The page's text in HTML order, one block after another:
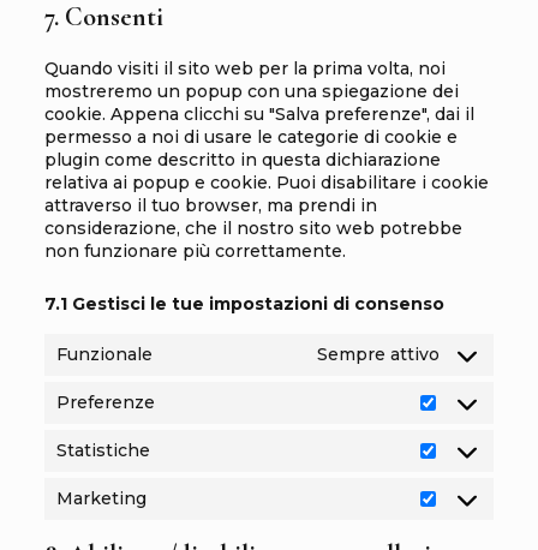
7. Consenti
Quando visiti il sito web per la prima volta, noi
mostreremo un popup con una spiegazione dei
cookie. Appena clicchi su "Salva preferenze", dai il
permesso a noi di usare le categorie di cookie e
plugin come descritto in questa dichiarazione
relativa ai popup e cookie. Puoi disabilitare i cookie
attraverso il tuo browser, ma prendi in
considerazione, che il nostro sito web potrebbe
non funzionare più correttamente.
7.1 Gestisci le tue impostazioni di consenso
Funzionale Sempre attivo
Preferenze
Preferenze
Statistiche
Statistiche
Marketing
Marketing